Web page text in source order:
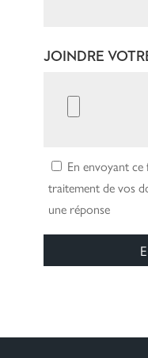
JOINDRE
En envoyant
traitement de vos
une réponse